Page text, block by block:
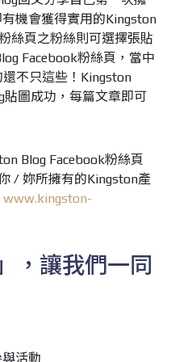
機會獲得實用的Kingston
絲頁之粉絲則可選擇張貼
Facebook粉絲頁，當中
不只這些！Kingston
圖成功，每篇文章即可
Blog Facebook粉絲頁
/ 妳所擁有的Kingston產
www.kingston-
，讓我們一同
活動